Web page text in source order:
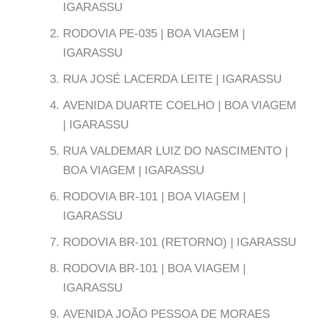
IGARASSU
RODOVIA PE-035 | BOA VIAGEM |
IGARASSU
RUA JOSÉ LACERDA LEITE | IGARASSU
AVENIDA DUARTE COELHO | BOA VIAGEM
| IGARASSU
RUA VALDEMAR LUIZ DO NASCIMENTO |
BOA VIAGEM | IGARASSU
RODOVIA BR-101 | BOA VIAGEM |
IGARASSU
RODOVIA BR-101 (RETORNO) | IGARASSU
RODOVIA BR-101 | BOA VIAGEM |
IGARASSU
AVENIDA JOÃO PESSOA DE MORAES